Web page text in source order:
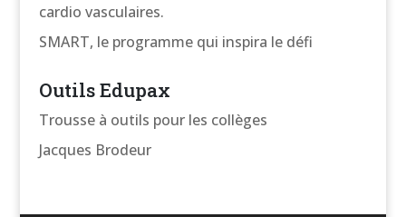
cardio vasculaires.
SMART, le programme qui inspira le défi
Outils Edupax
Trousse à outils pour les collèges
Jacques Brodeur